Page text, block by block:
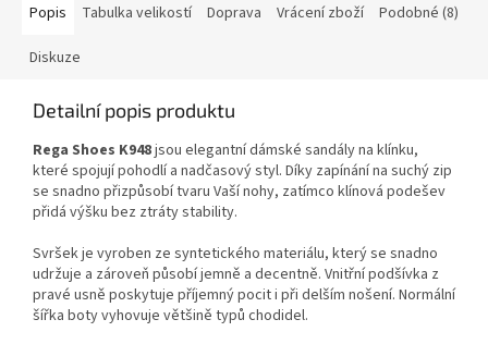
Popis
Tabulka velikostí Doprava Vrácení zboží Podobné (8)
Diskuze
Detailní popis produktu
Rega Shoes K948jsou elegantní dámské sandály na klínku,
které spojují pohodlí a nadčasový styl. Díky zapínání na suchý zip
se snadno přizpůsobí tvaru Vaší nohy, zatímco klínová podešev
přidá výšku bez ztráty stability.
Svršek je vyroben ze syntetického materiálu, který se snadno
udržuje a zároveň působí jemně a decentně. Vnitřní podšívka z
pravé usně poskytuje příjemný pocit i při delším nošení. Normální
šířka boty vyhovuje většině typů chodidel.